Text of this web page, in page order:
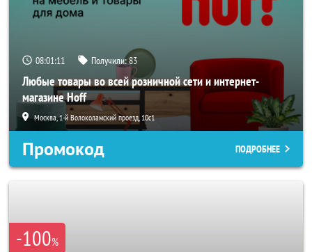
08:01:08 Получили:83
Любые товары во всей розничной сети и интернет-
магазине Hoff
Москва, 1-й Волоколамский проезд, 10с1
Промокод ПОДРОБНЕЕ
-100%